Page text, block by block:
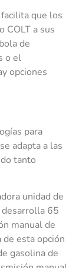
que los
COLT a sus
de
o el
opciones
para
adapta a las
tanto
unidad de
65
manual de
de esta opción
gasolina de